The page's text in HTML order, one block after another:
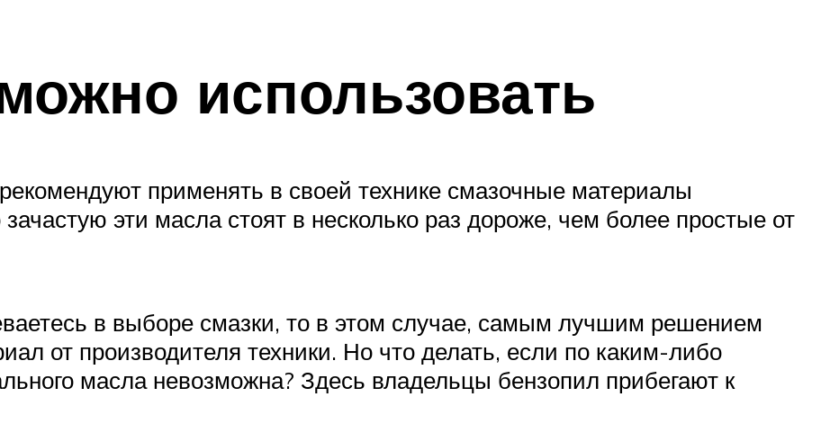
использовать
применять в своей технике смазочные материалы
зачастую эти масла стоят в несколько раз дороже, чем более простые от
в выборе смазки, то в этом случае, самым лучшим решением
от производителя техники. Но что делать, если по каким-либо
масла невозможна? Здесь владельцы бензопил прибегают к